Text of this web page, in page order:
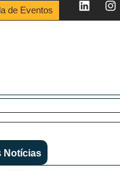
de Eventos
Notícias